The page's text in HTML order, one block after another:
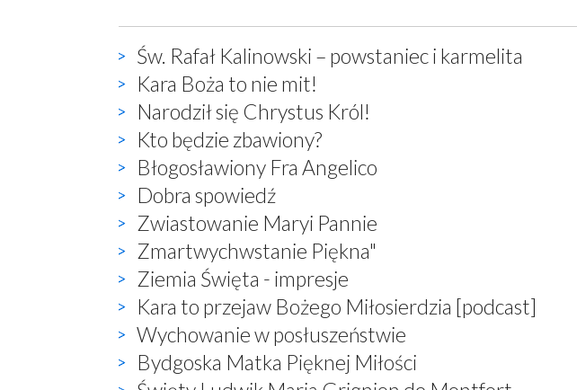
Św. Rafał Kalinowski – powstaniec i karmelita
Kara Boża to nie mit!
Narodził się Chrystus Król!
Kto będzie zbawiony?
Błogosławiony Fra Angelico
Dobra spowiedź
Zwiastowanie Maryi Pannie
Zmartwychwstanie Piękna"
Ziemia Święta - impresje
Kara to przejaw Bożego Miłosierdzia [podcast]
Wychowanie w posłuszeństwie
Bydgoska Matka Pięknej Miłości